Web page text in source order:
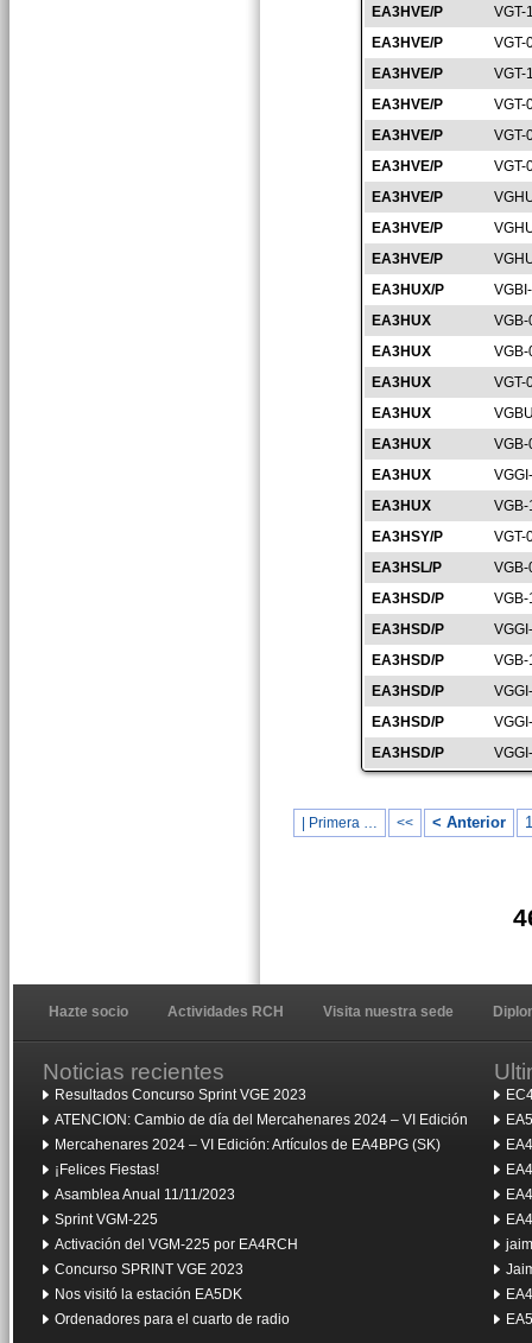
EA3HVE/P
VGT-
EA3HVE/P
VGT-
EA3HVE/P
VGT-
EA3HVE/P
VGT-
EA3HVE/P
VGT-
EA3HVE/P
VGT-
EA3HVE/P
EA3HVE/P
EA3HVE/P
EA3HUX/P
EA3HUX
EA3HUX
EA3HUX
VGT-
EA3HUX
EA3HUX
EA3HUX
EA3HUX
EA3HSY/P
VGT-
EA3HSL/P
EA3HSD/P
EA3HSD/P
EA3HSD/P
EA3HSD/P
EA3HSD/P
EA3HSD/P
| Primera … << < Anterior
Hazte socio Actividades RCH Visita nuestra sede
Noticias recientes
Resultados Concurso Sprint VGE 2023
ATENCION: Cambio de día del Mercahenares 2024 – VI Edición
Mercahenares 2024 – VI Edición: Artículos de EA4BPG (SK)
¡Felices Fiestas!
Asamblea Anual 11/11/2023
Sprint VGM-225
Activación del VGM-225 por EA4RCH
Concurso SPRINT VGE 2023
Nos visitó la estación EA5DK
Ordenadores para el cuarto de radio